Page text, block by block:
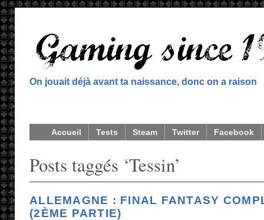
On jouait déjà avant ta naissance, donc on a raison
Accueil Tests Steam Twitter Facebook
Posts taggés ‘Tessin’
ALLEMAGNE : FINAL FANTASY
(2ÈME PARTIE)